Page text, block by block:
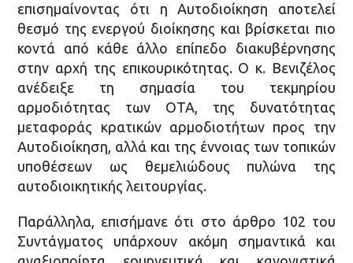
επισημαίνοντας ότι η Αυτοδιοίκηση αποτελεί
θεσμό της ενεργού διοίκησης και βρίσκεται πιο
κοντά από κάθε άλλο επίπεδο διακυβέρνησης
στην αρχή της επικουρικότητας. Ο κ. Βενιζέλος
ανέδειξε τη σημασία του τεκμηρίου
αρμοδιότητας των ΟΤΑ, της δυνατότητας
μεταφοράς κρατικών αρμοδιοτήτων προς την
Αυτοδιοίκηση, αλλά και της έννοιας των τοπικών
υποθέσεων ως θεμελιώδους πυλώνα της
αυτοδιοικητικής λειτουργίας.
Παράλληλα, επισήμανε ότι στο άρθρο 102 του
Συντάγματος υπάρχουν ακόμη σημαντικά και